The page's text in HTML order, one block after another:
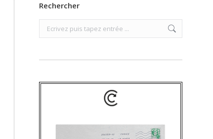
Rechercher
Search: